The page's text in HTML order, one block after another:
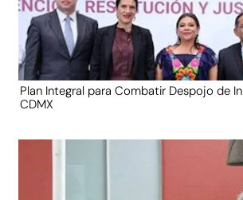
Plan Integral para Combatir Despojo de
CDMX